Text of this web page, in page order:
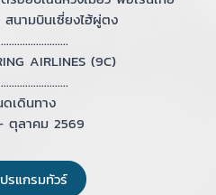
สนามบินเซี่ยงไฮ้ผู่ตง
AIRLINES (9C)
เดินทาง
ตุลาคม 2569
รแกรมทัวร์